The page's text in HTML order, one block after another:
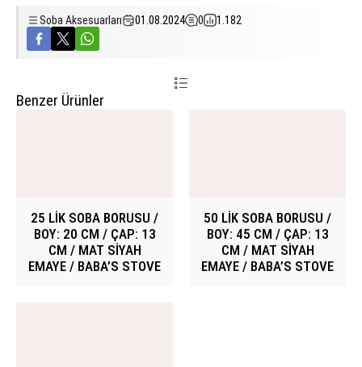
Soba Aksesuarları 01.08.2024 0 1.182
Benzer Ürünler
25 LİK SOBA BORUSU /
BOY: 20 CM / ÇAP: 13
CM / MAT SİYAH
EMAYE / BABA’S STOVE
50 LİK SOBA BORUSU /
BOY: 45 CM / ÇAP: 13
CM / MAT SİYAH
EMAYE / BABA’S STOVE